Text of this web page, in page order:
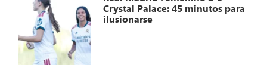
Crystal Palace: 45 minutos para
ilusionarse